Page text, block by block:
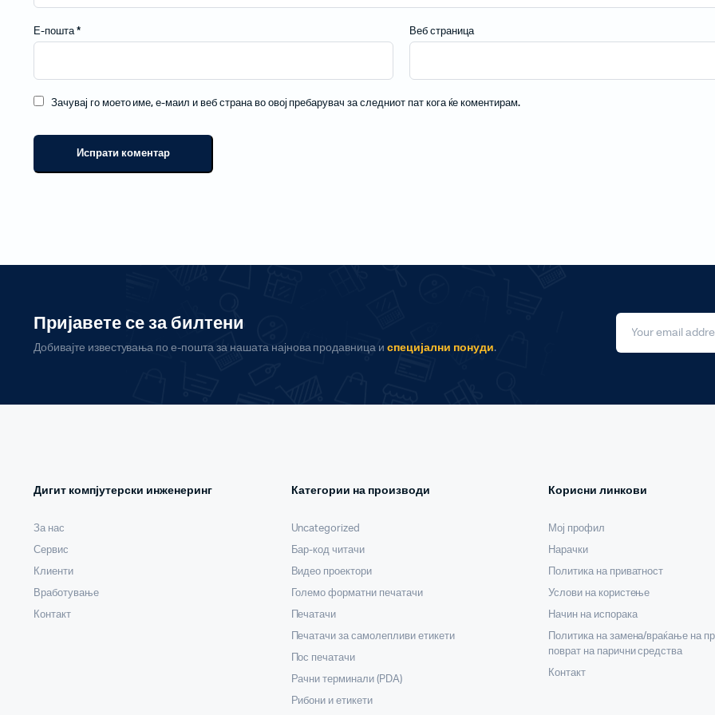
Е-пошта* Веб страница
Зачувај го моето име, е-маил и веб страна во овој пребарувач за следниот пат кога ќе коментирам.
Пријавете се за билтени
Добивајте известувања по е-пошта за нашата најнова продавница испецијални понуди.
Дигит компјутерски инженеринг
За нас
Сервис
Клиенти
Вработување
Контакт
Категории на производи
Uncategorized
Бар-код читачи
Видео проектори
Големо форматни печатачи
Печатачи
Печатачи за самолепливи етикети
Пос печатачи
Рачни терминали (PDA)
Рибони и етикети
Корисни линкови
Мој профил
Нарачки
Политика на приватност
Услови на користење
Начин на испорака
Политика на замена/враќање на
поврат на парични средства
Контакт